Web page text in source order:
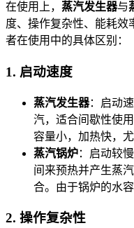
在使用上， 蒸汽发生器与
度、操作复杂性、能耗效
者在使用中的具体区别：
1. 启动速度
蒸汽发生器：启动
汽，适合间歇性使
容量小，加热快，
蒸汽锅炉：启动较
间来预热并产生蒸
合。由于锅炉的水
2. 操作复杂性